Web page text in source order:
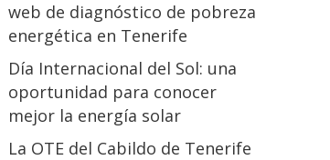
web de diagnóstico de pobreza
energética en Tenerife
Día Internacional del Sol: una
oportunidad para conocer
mejor la energía solar
La OTE del Cabildo de Tenerife